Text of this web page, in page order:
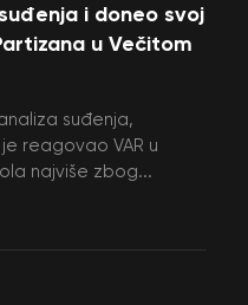
i doneo svoj
u Večitom
suđenja,
reagovao VAR u
najviše zbog...